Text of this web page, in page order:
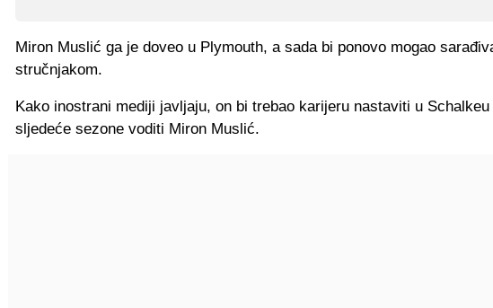
Miron Muslić ga je doveo u Plymouth, a sada bi ponovo mogao
stručnjakom.
Kako inostrani mediji javljaju, on bi trebao karijeru nastaviti u
sljedeće sezone voditi Miron Muslić.